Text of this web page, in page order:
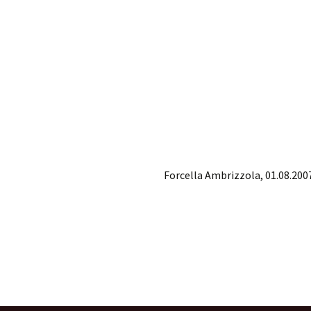
Forcella Ambrizzola,